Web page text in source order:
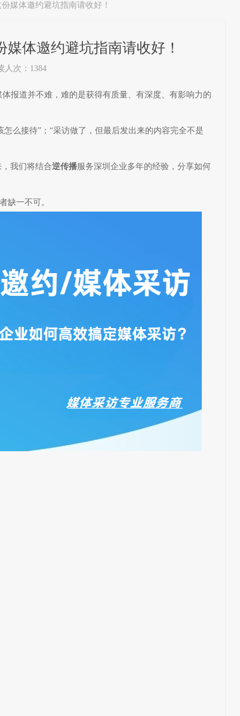
媒体邀约避坑指南请收好！
体邀约避坑指南请收好！
人次：1384
报道并不难，难的是获得有质量、有深度、有影响力的
么接待”；“采访做了，但最后发出来的内容完全不是
我们将结合逆传播服务深圳企业多年的经验，分享如何
缺一不可。